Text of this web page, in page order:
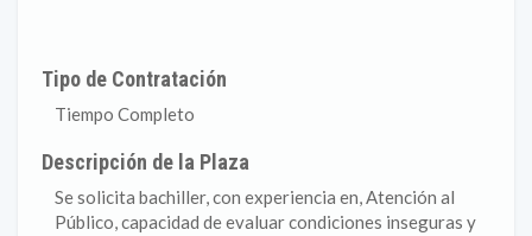
Tipo de Contratación
Tiempo Completo
Descripción de la Plaza
Se solicita bachiller, con experiencia en, Atención al
Público, capacidad de evaluar condiciones inseguras y